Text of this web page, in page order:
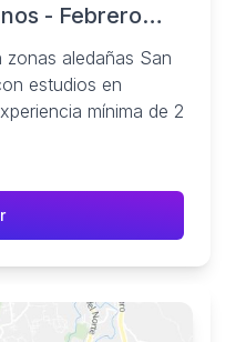
- Febrero
- Jooble
zonas aledañas San
estudios en
mínima de 2